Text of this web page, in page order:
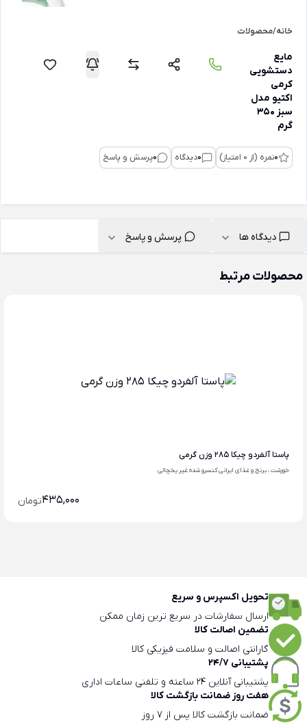
خانه/محصولات
مایع
دستشویی
کرمی
اکتیو مدل
سبز 350
گرم
0نمره (از 0 امتیاز) 0دیدگاه 0پرسش و پاسخ
دیدگاه ها پرسش و پاسخ
محصولات مرتبط
پاستا آلفردو چیکا 285 وزن گرمی
خورشت ، برنج و غذای ایرانی کنسرو شده غیر یخچالی
435,000تومان
تحویل اکسپرس و سریع
ارسال سفارشات در سریع ترین زمان ممکن
تضمین اصالت کالا
گارانتی اصالت و سلامت فیزیکی کالا
پشتیبانی 24/7
پشتیبانی آنلاین 24 ساعته و تلفنی ساعات اداری
هفت روز ضمانت بازگشت کالا
ضمانت بازگشت کالا پس از 7 روز